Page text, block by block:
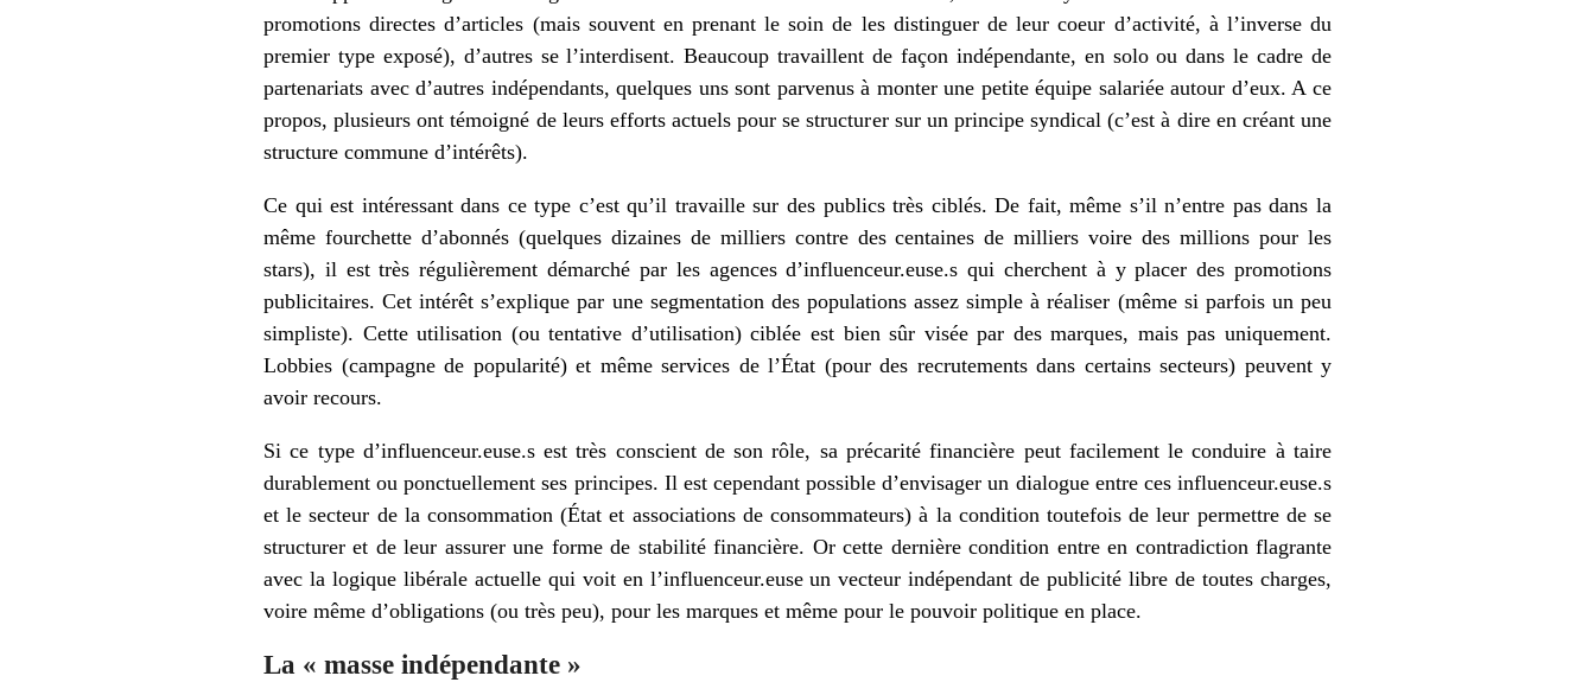
promotions directes d’articles (mais souvent en prenant le soin de les distinguer de leur coeur d’activité, à l’inverse du
premier type exposé), d’autres se l’interdisent. Beaucoup travaillent de façon indépendante, en solo ou dans le cadre de
partenariats avec d’autres indépendants, quelques uns sont parvenus à monter une petite équipe salariée autour d’eux. A ce
propos, plusieurs ont témoigné de leurs efforts actuels pour se structurer sur un principe syndical (c’est à dire en créant une
structure commune d’intérêts).
Ce qui est intéressant dans ce type c’est qu’il travaille sur des publics très ciblés. De fait, même s’il n’entre pas dans la
même fourchette d’abonnés (quelques dizaines de milliers contre des centaines de milliers voire des millions pour les
stars), il est très régulièrement démarché par les agences d’influenceur.euse.s qui cherchent à y placer des promotions
publicitaires. Cet intérêt s’explique par une segmentation des populations assez simple à réaliser (même si parfois un peu
simpliste). Cette utilisation (ou tentative d’utilisation) ciblée est bien sûr visée par des marques, mais pas uniquement.
Lobbies (campagne de popularité) et même services de l’État (pour des recrutements dans certains secteurs) peuvent y
avoir recours.
Si ce type d’influenceur.euse.s est très conscient de son rôle, sa précarité financière peut facilement le conduire à taire
durablement ou ponctuellement ses principes. Il est cependant possible d’envisager un dialogue entre ces influenceur.euse.s
et le secteur de la consommation (État et associations de consommateurs) à la condition toutefois de leur permettre de se
structurer et de leur assurer une forme de stabilité financière. Or cette dernière condition entre en contradiction flagrante
avec la logique libérale actuelle qui voit en l’influenceur.euse un vecteur indépendant de publicité libre de toutes charges,
voire même d’obligations (ou très peu), pour les marques et même pour le pouvoir politique en place.
La « masse indépendante »